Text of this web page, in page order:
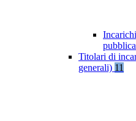
Titolari di
generali) 11